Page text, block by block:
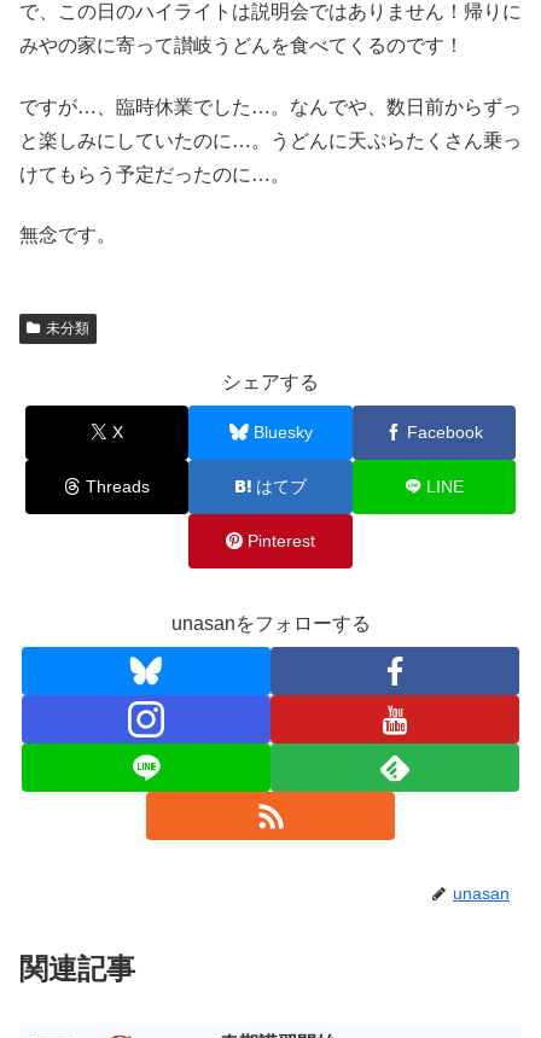
で、この日のハイライトは説明会ではありません！帰りに
みやの家に寄って讃岐うどんを食べてくるのです！
ですが…、臨時休業でした…。なんでや、数日前からずっ
と楽しみにしていたのに…。うどんに天ぷらたくさん乗っ
けてもらう予定だったのに…。
無念です。
未分類
シェアする
X Bluesky Facebook
Threads はてブ LINE
Pinterest
unasanをフォローする
unasan
関連記事